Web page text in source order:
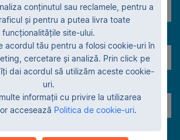
conținutul sau reclamele, pentru a
și pentru a putea livra toate
funcționalitățile site-ului.
acordul tău pentru a folosi cookie-uri în
cercetare și analiză. Prin click pe
îți dai acordul să utilizăm aceste cookie-
uri.
informații cu privire la utilizarea
accesează Politica de cookie-uri.